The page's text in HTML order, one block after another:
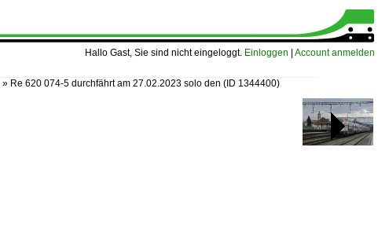
Hallo Gast, Sie sind nicht eingeloggt. Einloggen Account anmelden
» Re 620 074-5 durchfährt am 27.02.2023 solo den (ID 1344400)